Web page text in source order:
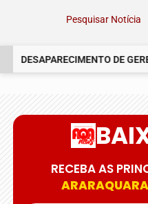
Pesquisar Notícia
DESAPARECIMENTO DE
RECEBA AS
ARARAQUARA